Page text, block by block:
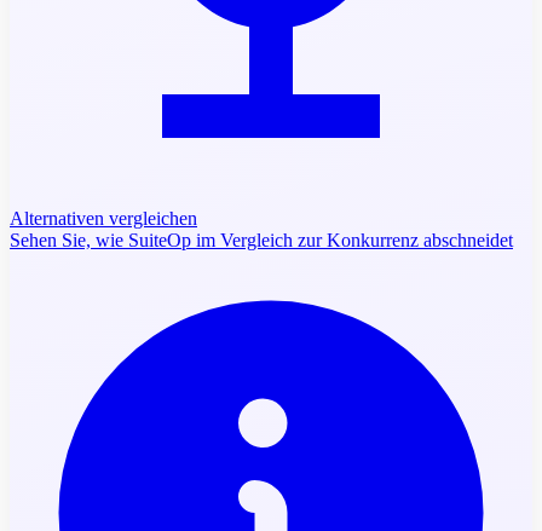
Alternativen vergleichen
Sehen Sie, wie SuiteOp im Vergleich zur Konkurrenz abschneidet